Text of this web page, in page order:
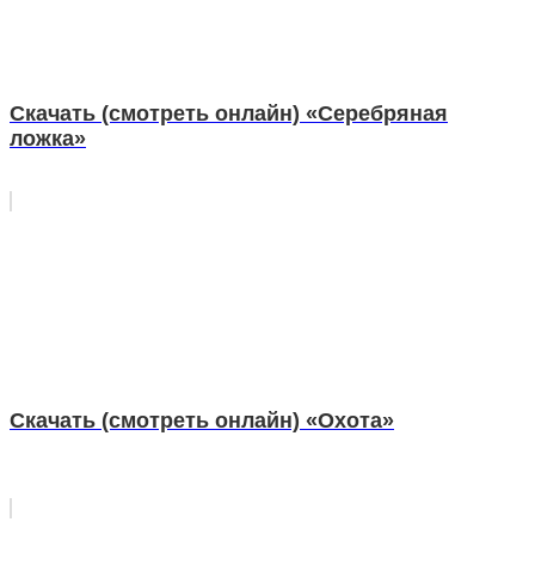
Скачать (смотреть онлайн) «Серебряная
ложка»
Скачать (смотреть онлайн) «Охота»